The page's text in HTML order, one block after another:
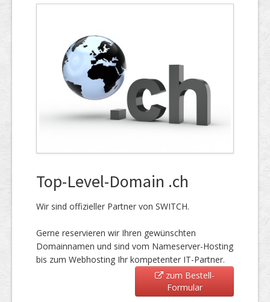
Top-Level-Domain .ch
Wir sind offizieller Partner von SWITCH.
Gerne reservieren wir Ihren gewünschten
Domainnamen und sind vom Nameserver-Hosting
bis zum Webhosting Ihr kompetenter IT-Partner.
zum Bestell-
Formular